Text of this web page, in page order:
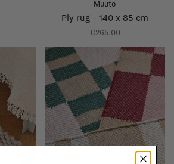
Muuto
Ply rug - 140 x 85 cm
€265,00